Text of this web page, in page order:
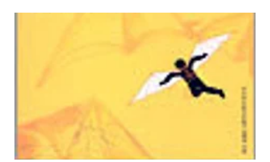
에 대한 걱정과 고민도 수시로 하고 있어요. 책도 많이 읽고 있고요. 직업적인
면은 안정적입니다. 다만 제 자신이 만족을 못하고 있어요. 일종의 압박감이랄
까요? 뒤쳐지면 안 된다는 생각이 머릿속을 지배하고 있어요. 사실 공부에 대한
도전을 몇 번 했었습니다. 전 대학을 나오지 않았습니다. 공업고등학교 출신인